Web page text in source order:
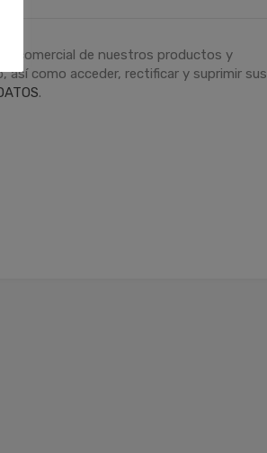
comercial de nuestros productos y
como acceder, rectificar y suprimir sus
.